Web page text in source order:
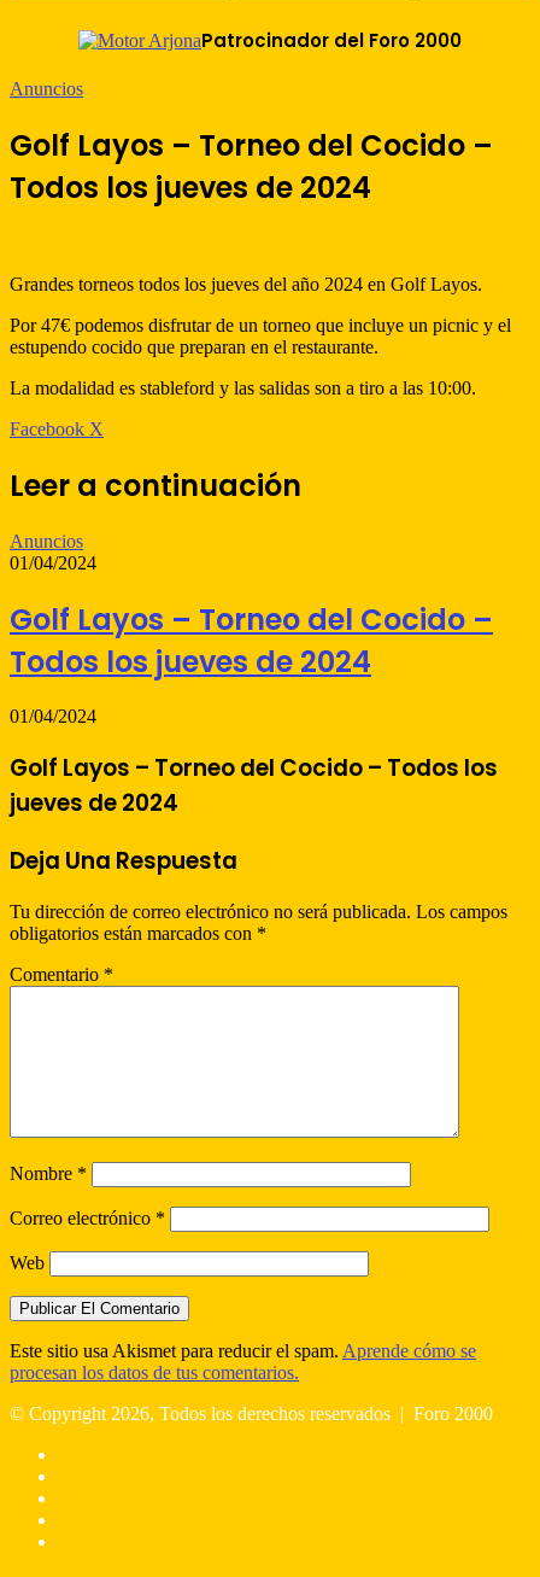
Patrocinador del Foro 2000
Anuncios
Golf Layos – Torneo del Cocido –
Todos los jueves de 2024
Grandes torneos todos los jueves del año 2024 en Golf Layos.
Por 47€ podemos disfrutar de un torneo que incluye un picnic y el
estupendo cocido que preparan en el restaurante.
La modalidad es stableford y las salidas son a tiro a las 10:00.
Facebook X
electrónico
Leer a continuación
Anuncios
01/04/2024
Golf Layos – Torneo del Cocido –
Todos los jueves de 2024
01/04/2024
Golf Layos – Torneo del Cocido – Todos los
jueves de 2024
Deja Una Respuesta
Tu dirección de correo electrónico no será publicada. Los campos
obligatorios están marcados con *
Comentario *
Nombre *
Correo electrónico *
Web
Este sitio usa Akismet para reducir el spam. Aprende cómo se
procesan los datos de tus comentarios.
© Copyright 2026, Todos los derechos reservados | Foro 2000